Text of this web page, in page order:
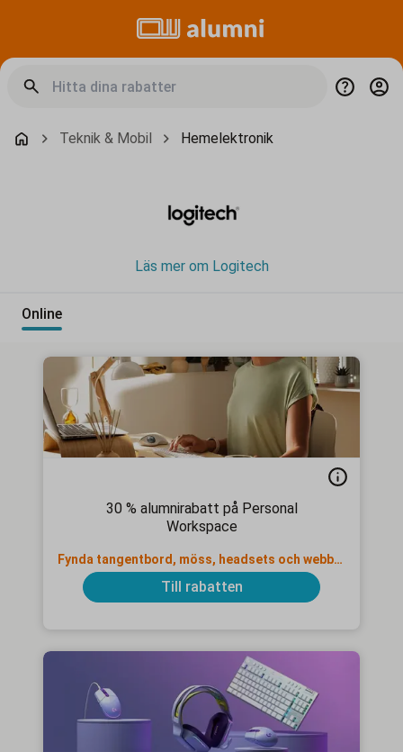
Teknik & Mobil Hemelektronik
Läs mer om Logitech
Online
30 % alumnirabatt på Personal
Workspace
Fynda tangentbord, möss, headsets och webbkameror
Till rabatten